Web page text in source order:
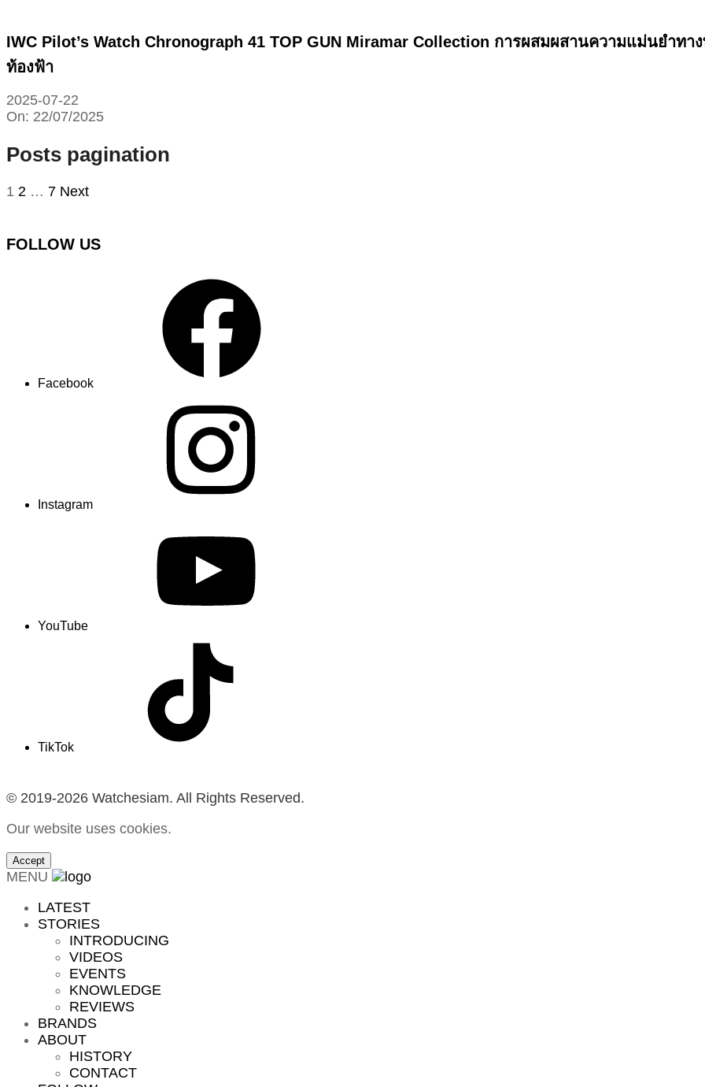
IWC Pilot’s Watch Chronograph 41 TOP GUN Miramar Collection การผสมผสานความแม่นยำทา
ท้องฟ้า
2025-07-22
On: 22/07/2025
Posts pagination
1 2 … 7 Next
FOLLOW US
Facebook
Instagram
YouTube
TikTok
© 2019-2026 Watchesiam. All Rights Reserved.
Our website uses cookies.
Accept
MENU
LATEST
STORIES
INTRODUCING
VIDEOS
EVENTS
KNOWLEDGE
REVIEWS
BRANDS
ABOUT
HISTORY
CONTACT